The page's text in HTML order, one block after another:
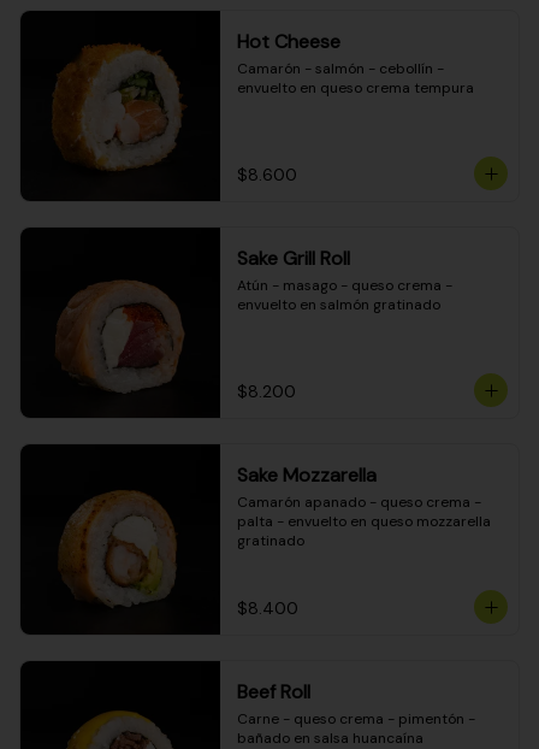
Hot Cheese
Camarón - salmón - cebollín -
envuelto en queso crema tempura
$8.600
Sake Grill Roll
Atún - masago - queso crema -
envuelto en salmón gratinado
$8.200
Sake Mozzarella
Camarón apanado - queso crema -
palta - envuelto en queso mozzarella
gratinado
$8.400
Beef Roll
Carne - queso crema - pimentón -
bañado en salsa huancaína